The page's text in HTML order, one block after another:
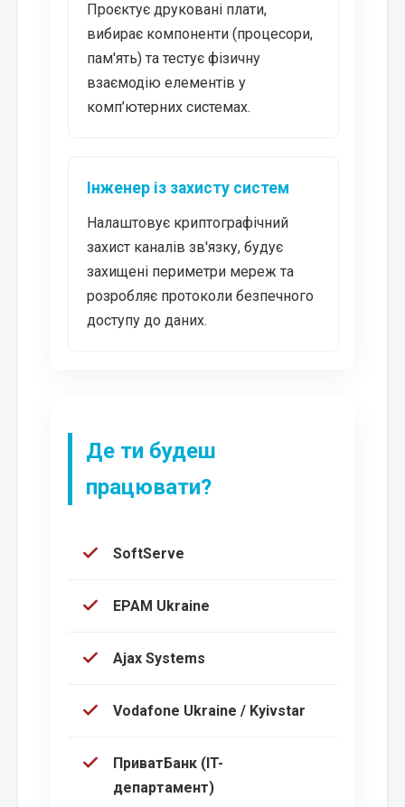
Проєктує друковані плати,
вибирає компоненти (процесори,
пам'ять) та тестує фізичну
взаємодію елементів у
комп’ютерних системах.
Інженер із захисту систем
Налаштовує криптографічний
захист каналів зв'язку, будує
захищені периметри мереж та
розробляє протоколи безпечного
доступу до даних.
Де ти будеш
працювати?
SoftServe
EPAM Ukraine
Ajax Systems
Vodafone Ukraine / Kyivstar
ПриватБанк (IT-
департамент)